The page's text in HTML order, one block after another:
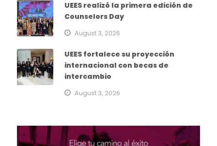
UEES realizó la primera edición de
Counselors Day
August 3, 2026
UEES fortalece su proyección
internacional con becas de
intercambio
August 3, 2026